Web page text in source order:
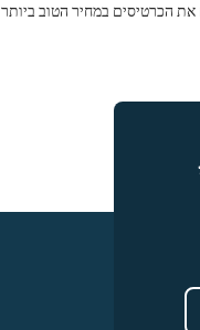
הכרטיסים במחיר הטוב ביותר